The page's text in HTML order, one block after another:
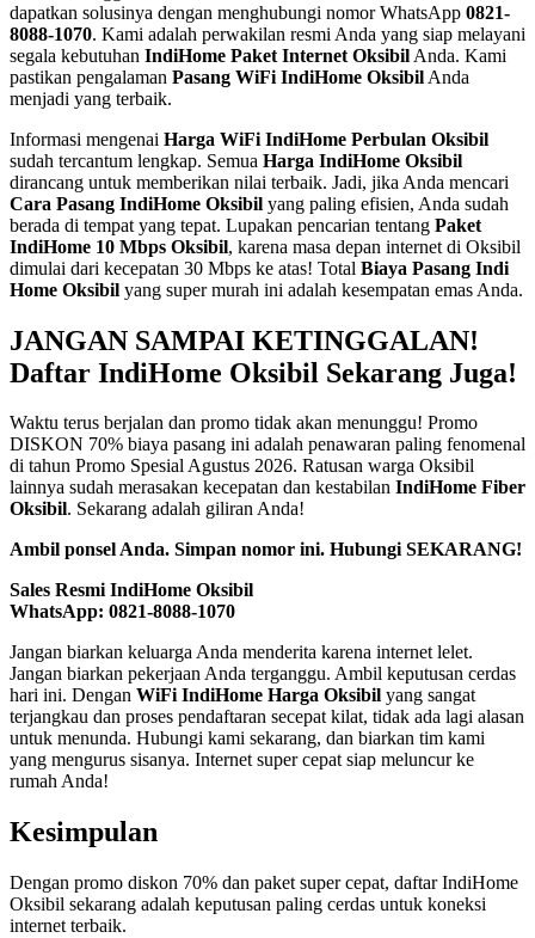
dapatkan solusinya dengan menghubungi nomor WhatsApp 0821-
8088-1070. Kami adalah perwakilan resmi Anda yang siap melayani
segala kebutuhan IndiHome Paket Internet Oksibil Anda. Kami
pastikan pengalaman Pasang WiFi IndiHome Oksibil Anda
menjadi yang terbaik.
Informasi mengenai Harga WiFi IndiHome Perbulan Oksibil
sudah tercantum lengkap. Semua Harga IndiHome Oksibil
dirancang untuk memberikan nilai terbaik. Jadi, jika Anda mencari
Cara Pasang IndiHome Oksibil yang paling efisien, Anda sudah
berada di tempat yang tepat. Lupakan pencarian tentang Paket
IndiHome 10 Mbps Oksibil, karena masa depan internet di Oksibil
dimulai dari kecepatan 30 Mbps ke atas! Total Biaya Pasang Indi
Home Oksibil yang super murah ini adalah kesempatan emas Anda.
JANGAN SAMPAI KETINGGALAN!
Daftar IndiHome Oksibil Sekarang Juga!
Waktu terus berjalan dan promo tidak akan menunggu! Promo
DISKON 70% biaya pasang ini adalah penawaran paling fenomenal
di tahun Promo Spesial Agustus 2026. Ratusan warga Oksibil
lainnya sudah merasakan kecepatan dan kestabilan IndiHome Fiber
Oksibil. Sekarang adalah giliran Anda!
Ambil ponsel Anda. Simpan nomor ini. Hubungi SEKARANG!
Sales Resmi IndiHome Oksibil
WhatsApp: 0821-8088-1070
Jangan biarkan keluarga Anda menderita karena internet lelet.
Jangan biarkan pekerjaan Anda terganggu. Ambil keputusan cerdas
hari ini. Dengan WiFi IndiHome Harga Oksibil yang sangat
terjangkau dan proses pendaftaran secepat kilat, tidak ada lagi alasan
untuk menunda. Hubungi kami sekarang, dan biarkan tim kami
yang mengurus sisanya. Internet super cepat siap meluncur ke
rumah Anda!
Kesimpulan
Dengan promo diskon 70% dan paket super cepat, daftar IndiHome
Oksibil sekarang adalah keputusan paling cerdas untuk koneksi
internet terbaik.